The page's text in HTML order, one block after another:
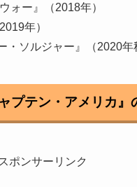
ォー』（2018年）
年）
・ソルジャー』（2020年
プテン・アメリカ』
スポンサーリンク